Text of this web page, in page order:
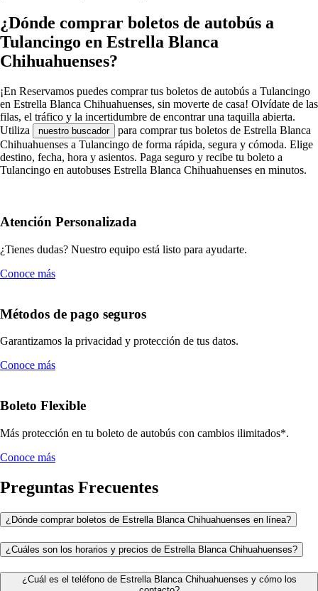
¿Dónde comprar boletos de autobús a
Tulancingo en Estrella Blanca
Chihuahuenses?
¡En Reservamos puedes comprar tus boletos de autobús a Tulancingo
en Estrella Blanca Chihuahuenses, sin moverte de casa! Olvídate de las
filas, el tráfico y la incertidumbre de encontrar una taquilla abierta.
Utiliza
nuestro buscador
para comprar tus boletos de Estrella Blanca
Chihuahuenses a Tulancingo de forma rápida, segura y cómoda. Elige
destino, fecha, hora y asientos. Paga seguro y recibe tu boleto a
Tulancingo en autobuses Estrella Blanca Chihuahuenses en minutos.
Atención Personalizada
¿Tienes dudas? Nuestro equipo está listo para ayudarte.
Conoce más
Métodos de pago seguros
Garantizamos la privacidad y protección de tus datos.
Conoce más
Boleto Flexible
Más protección en tu boleto de autobús con cambios ilimitados*.
Conoce más
Preguntas Frecuentes
¿Dónde comprar boletos de Estrella Blanca Chihuahuenses en línea?
¿Cuáles son los horarios y precios de Estrella Blanca Chihuahuenses?
¿Cuál es el teléfono de Estrella Blanca Chihuahuenses y cómo los